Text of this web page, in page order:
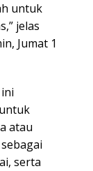
untuk
jelas
Jumat 1
atau
serta